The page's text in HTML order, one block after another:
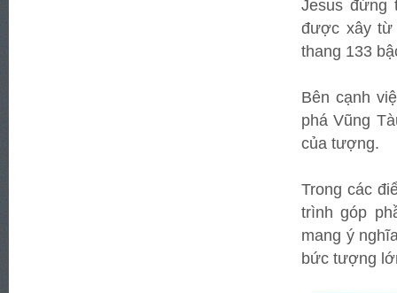
Jesus đứng
được xây từ
thang 133
Bên cạnh
phá Vũng
của tượng.
Trong các
trình góp
mang ý
bức tượng